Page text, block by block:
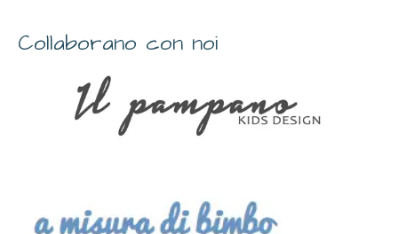
Collaborano con noi